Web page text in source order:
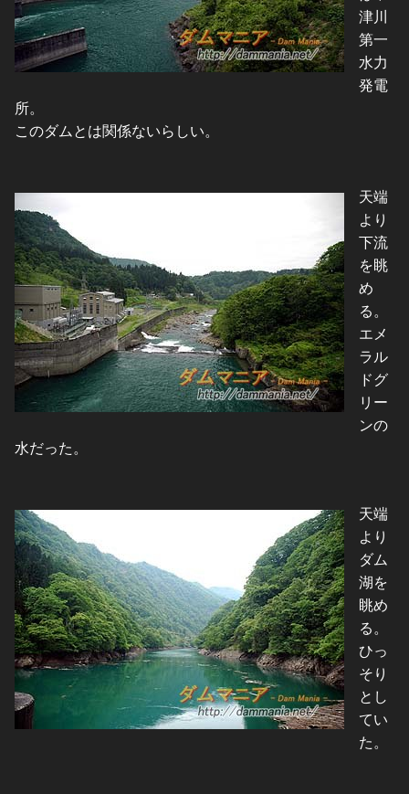
津川
第一
水力
発電
所。
このダムとは関係ないらしい。
天端
より
下流
を眺
め
る。
エメ
ラル
ドグ
リー
ンの
水だった。
天端
より
ダム
湖を
眺め
る。
ひっ
そり
とし
てい
た。